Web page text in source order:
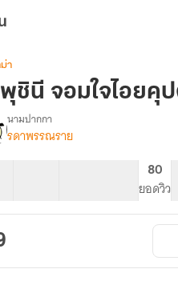
า
ชินี จอมใจไอยคุ
นามปากกา
รดาพรรณราย
80
ยอดวิว